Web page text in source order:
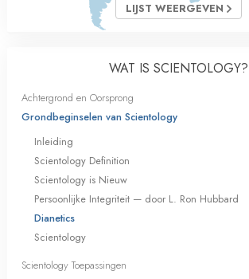
LIJST WEERGEVEN
WAT IS SCIENTOLOGY?
Achtergrond en Oorsprong
Grondbeginselen van Scientology
Inleiding
Scientology Definition
Scientology is Nieuw
Persoonlijke Integriteit — door L. Ron Hubbard
Dianetics
Scientology
Scientology Toepassingen